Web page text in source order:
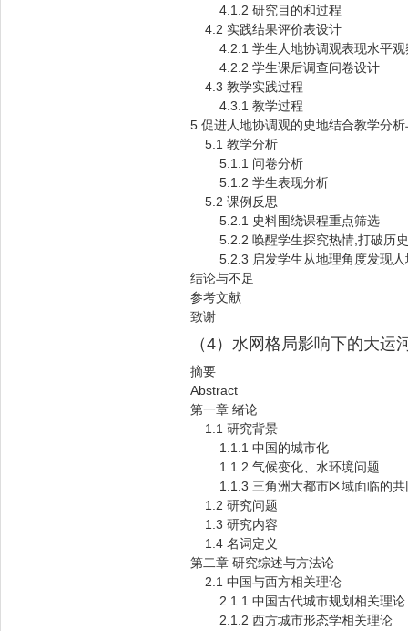
4.1.2 研究目的和过程
4.2 实践结果评价表设计
4.2.1 学生人地协调观表现水平观
4.2.2 学生课后调查问卷设计
4.3 教学实践过程
4.3.1 教学过程
5 促进人地协调观的史地结合教学分
5.1 教学分析
5.1.1 问卷分析
5.1.2 学生表现分析
5.2 课例反思
5.2.1 史料围绕课程重点筛选
5.2.2 唤醒学生探究热情,打破历
5.2.3 启发学生从地理角度发现人
结论与不足
参考文献
致谢
（4）水网格局影响下的大
摘要
Abstract
第一章 绪论
1.1 研究背景
1.1.1 中国的城市化
1.1.2 气候变化、水环境问题
1.1.3 三角洲大都市区域面临的共
1.2 研究问题
1.3 研究内容
1.4 名词定义
第二章 研究综述与方法论
2.1 中国与西方相关理论
2.1.1 中国古代城市规划相关理论
2.1.2 西方城市形态学相关理论